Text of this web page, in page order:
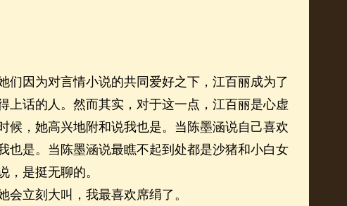
因为对言情小说的共同爱好之下，江百丽成为了
上话的人。然而其实，对于这一点，江百丽是心虚
候，她高兴地附和说我也是。当陈墨涵说自己喜欢
也是。当陈墨涵说最瞧不起到处都是沙猪和小白女
是挺无聊的。
立刻大叫，我最喜欢席绢了。